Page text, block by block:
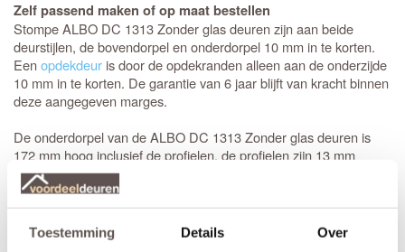
Toestemming Details Over
Zelf passend maken of op maat bestellen
Stompe ALBO DC 1313 Zonder glas deuren zijn aan beide
deurstijlen, de bovendorpel en onderdorpel 10 mm in te korten.
Eenopdekdeur is door de opdekranden alleen aan de onderzijde
10 mm in te korten. De garantie van 6 jaar blijft van kracht binnen
deze aangegeven marges.
De onderdorpel van de ALBO DC 1313 Zonder glas deuren is
172 mm hoog inclusief de profielen, de profielen zijn 13 mm
breed. De zijstijlen en de bovendorpel zijn 128 mm hoog inclusief
de profielen en de tussenligger in de deur is 110 mm breed
inclusief de profielen.
Alle Albo Signature DC en DA deuren zijn leverbaar als draai-,